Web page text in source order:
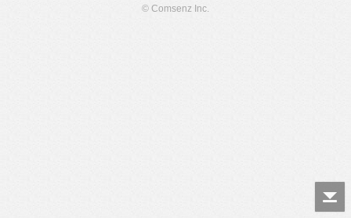
© Comsenz Inc.